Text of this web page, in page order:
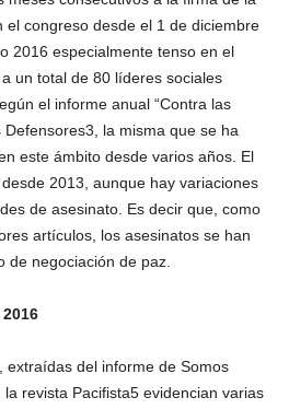
el congreso desde el 1 de diciembre
2016 especialmente tenso en el
un total de 80 líderes sociales
el informe anual “Contra las
Defensores3, la misma que se ha
este ámbito desde varios años. El
2013, aunque hay variaciones
de asesinato. Es decir que, como
artículos, los asesinatos se han
de negociación de paz.
extraídas del informe de Somos
revista Pacifista5 evidencian varias